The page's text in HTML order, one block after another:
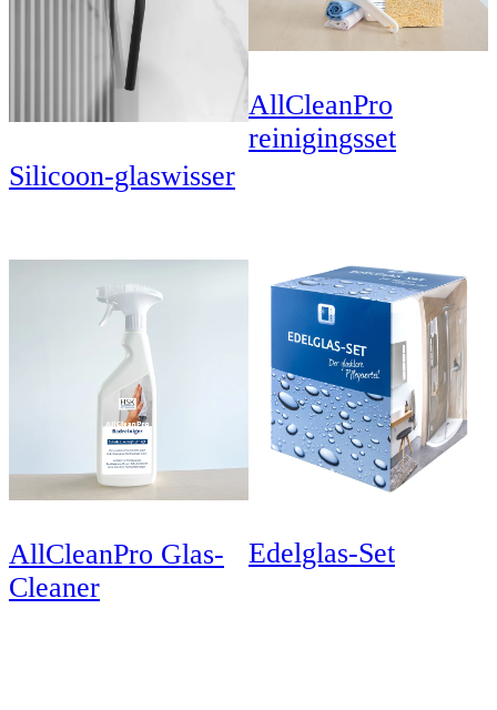
Silicoon-glaswisser
AllCleanPro
reinigingsset
AllCleanPro Glas-
Cleaner
Edelglas-Set